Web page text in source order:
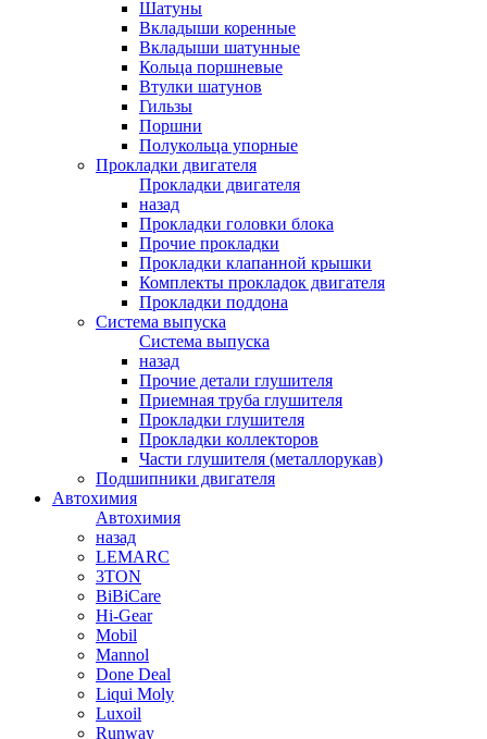
Шатуны
Вкладыши коренные
Вкладыши шатунные
Кольца поршневые
Втулки шатунов
Гильзы
Поршни
Полукольца упорные
Прокладки двигателя
Прокладки двигателя
назад
Прокладки головки блока
Прочие прокладки
Прокладки клапанной крышки
Комплекты прокладок двигателя
Прокладки поддона
Система выпуска
Система выпуска
назад
Прочие детали глушителя
Приемная труба глушителя
Прокладки глушителя
Прокладки коллекторов
Части глушителя (металлорукав)
Подшипники двигателя
Автохимия
Автохимия
назад
LEMARC
3TON
BiBiCare
Hi-Gear
Mobil
Mannol
Done Deal
Liqui Moly
Luxoil
Runway